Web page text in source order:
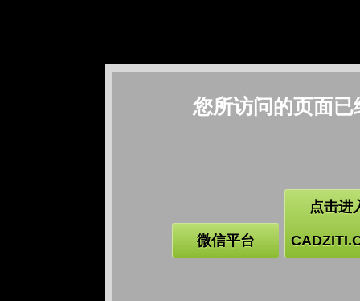
您所访问的页面
微信平台
点击进